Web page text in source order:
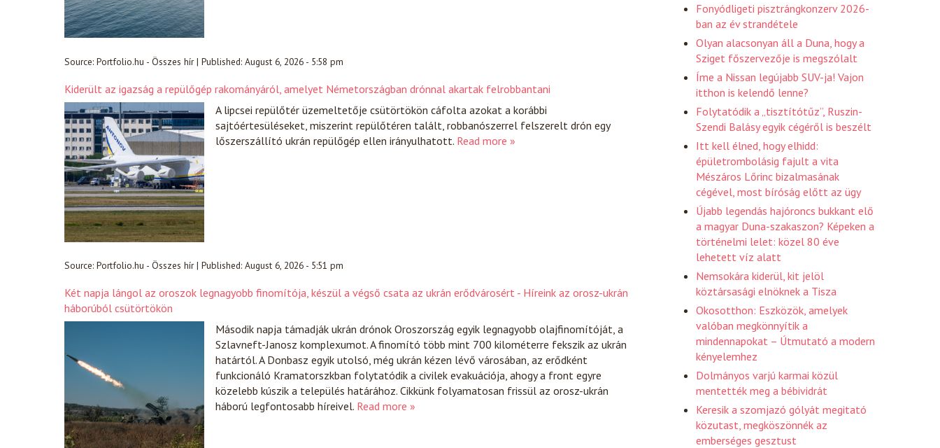
Source: Portfolio.hu - Összes hír| Published: August 6, 2026 - 5:58 pm
Kiderült az igazság a repülőgép rakományáról, amelyet Németországban drónnal akartak felrobbantani
A lipcsei repülőtér üzemeltetője csütörtökön cáfolta azokat a korábbi
sajtóértesüléseket, miszerint repülőtéren talált, robbanószerrel felszerelt drón egy
lőszerszállító ukrán repülőgép ellen irányulhatott. Read more »
Source: Portfolio.hu - Összes hír| Published: August 6, 2026 - 5:51 pm
Két napja lángol az oroszok legnagyobb finomítója, készül a végső csata az ukrán erődvárosért - Híreink az orosz-ukrán
háborúból csütörtökön
Második napja támadják ukrán drónok Oroszország egyik legnagyobb olajfinomítóját, a
Szlavneft-Janosz komplexumot. A finomító több mint 700 kilométerre fekszik az ukrán
határtól. A Donbasz egyik utolsó, még ukrán kézen lévő városában, az erődként
funkcionáló Kramatorszkban folytatódik a civilek evakuációja, ahogy a front egyre
közelebb kúszik a település határához. Cikkünk folyamatosan frissül az orosz-ukrán
háború legfontosabb híreivel. Read more »
Fonyódligeti pisztrángkonzerv 2026-
ban az év strandétele
Olyan alacsonyan áll a Duna, hogy a
Sziget főszervezője is megszólalt
Íme a Nissan legújabb SUV-ja! Vajon
itthon is kelendő lenne?
Folytatódik a „tisztítótűz”, Ruszin-
Szendi Balásy egyik cégéről is beszélt
Itt kell élned, hogy elhidd:
épületrombolásig fajult a vita
Mészáros Lőrinc bizalmasának
cégével, most bíróság előtt az ügy
Újabb legendás hajóroncs bukkant elő
a magyar Duna-szakaszon? Képeken a
történelmi lelet: közel 80 éve
lehetett víz alatt
Nemsokára kiderül, kit jelöl
köztársasági elnöknek a Tisza
Okosotthon: Eszközök, amelyek
valóban megkönnyítik a
mindennapokat – Útmutató a modern
kényelemhez
Dolmányos varjú karmai közül
mentették meg a bébividrát
Keresik a szomjazó gólyát megitató
közutast, megköszönnék az
emberséges gesztust